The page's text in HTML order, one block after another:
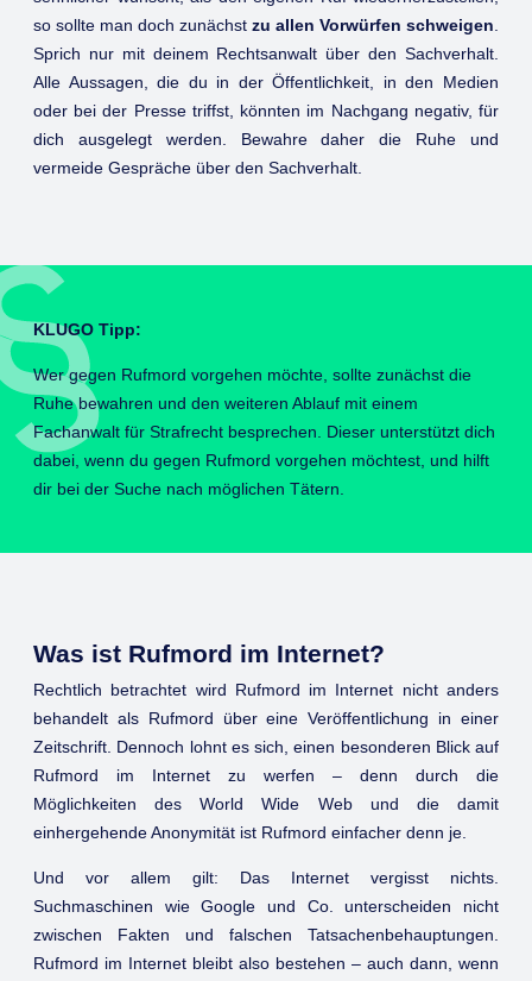
so sollte man doch zunächst zu allen Vorwürfen schweigen.
Sprich nur mit deinem Rechtsanwalt über den Sachverhalt.
Alle Aussagen, die du in der Öffentlichkeit, in den Medien
oder bei der Presse triffst, könnten im Nachgang negativ, für
dich ausgelegt werden. Bewahre daher die Ruhe und
vermeide Gespräche über den Sachverhalt.
KLUGO Tipp:
Wer gegen Rufmord vorgehen möchte, sollte zunächst die
Ruhe bewahren und den weiteren Ablauf mit einem
Fachanwalt für Strafrecht besprechen. Dieser unterstützt dich
dabei, wenn du gegen Rufmord vorgehen möchtest, und hilft
dir bei der Suche nach möglichen Tätern.
Was ist Rufmord im Internet?
Rechtlich betrachtet wird Rufmord im Internet nicht anders
behandelt als Rufmord über eine Veröffentlichung in einer
Zeitschrift. Dennoch lohnt es sich, einen besonderen Blick auf
Rufmord im Internet zu werfen – denn durch die
Möglichkeiten des World Wide Web und die damit
einhergehende Anonymität ist Rufmord einfacher denn je.
Und vor allem gilt: Das Internet vergisst nichts.
Suchmaschinen wie Google und Co. unterscheiden nicht
zwischen Fakten und falschen Tatsachenbehauptungen.
Rufmord im Internet bleibt also bestehen – auch dann, wenn